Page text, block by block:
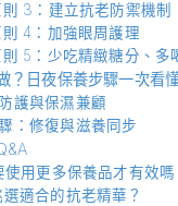
3：建立抗老防禦機制
4：加強眼周護理
5：少吃精緻糖分、多
？日夜保養步驟一次看
護與保濕兼顧
：修復與滋養同步
用更多保養品才有效嗎
適合的抗老精華？